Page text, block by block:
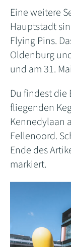
Eine weitere
Hauptstadt
Flying Pins.
Oldenburg
und am 31.
Du findest
fliegenden
Kennedylaan
Fellenoord.
Ende des
markiert.